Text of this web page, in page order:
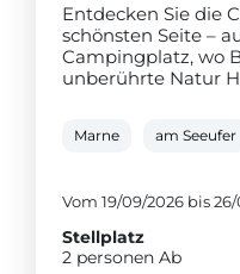
Entdecken Sie die
schönsten Seite –
Campingplatz, wo
unberührte Natur
Marne am Seeufer
Vom 19/09/2026 bis
Stellplatz
2 personen Ab